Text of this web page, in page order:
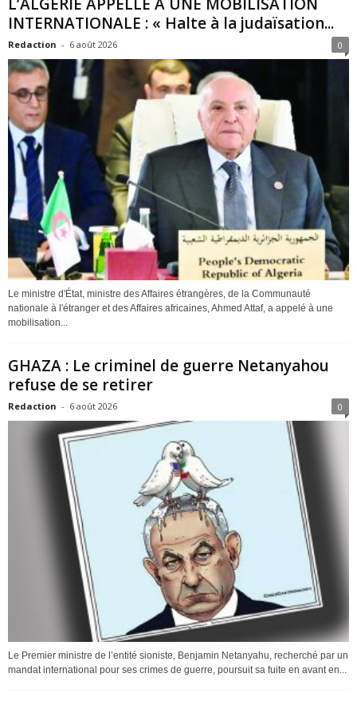
INTERNATIONALE : « Halte à la judaïsation...
Redaction - 6 août 2026 0
Le ministre d'État, ministre des Affaires étrangères, de la Communauté
nationale à l'étranger et des Affaires africaines, Ahmed Attaf, a appelé à une
mobilisation...
GHAZA : Le criminel de guerre Netanyahou
refuse de se retirer
Redaction - 6 août 2026 0
Le Premier ministre de l’entité sioniste, Benjamin Netanyahu, recherché par un
mandat international pour ses crimes de guerre, poursuit sa fuite en avant en...